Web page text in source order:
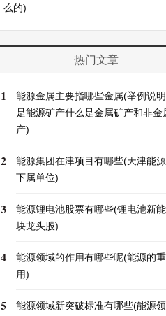
么的)
热门文章
1
能源金属主要指哪些金属(举例说
是能源矿产什么是金属矿产和非金
产)
2
能源集团在津项目有哪些(天津能
下属单位)
3
能源锂电池股票有哪些(锂电池新
块龙头股)
4
能源领域的作用有哪些呢(能源的
用)
5
能源领域新突破标准有哪些(能源